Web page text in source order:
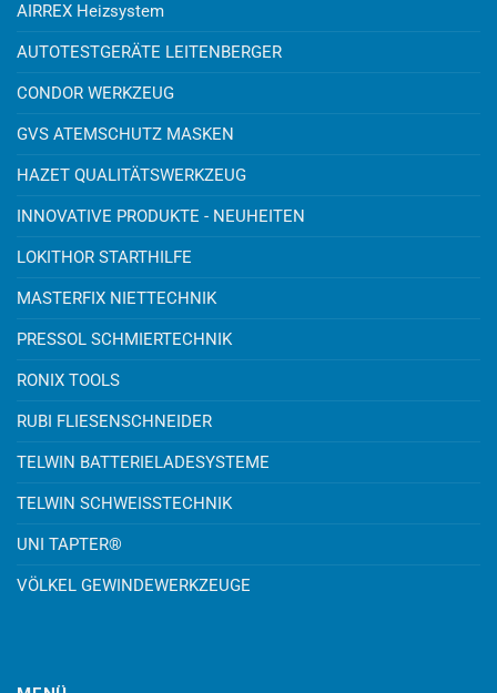
AIRREX Heizsystem
AUTOTESTGERÄTE LEITENBERGER
CONDOR WERKZEUG
GVS ATEMSCHUTZ MASKEN
HAZET QUALITÄTSWERKZEUG
INNOVATIVE PRODUKTE - NEUHEITEN
LOKITHOR STARTHILFE
MASTERFIX NIETTECHNIK
PRESSOL SCHMIERTECHNIK
RONIX TOOLS
RUBI FLIESENSCHNEIDER
TELWIN BATTERIELADESYSTEME
TELWIN SCHWEISSTECHNIK
UNI TAPTER®
VÖLKEL GEWINDEWERKZEUGE